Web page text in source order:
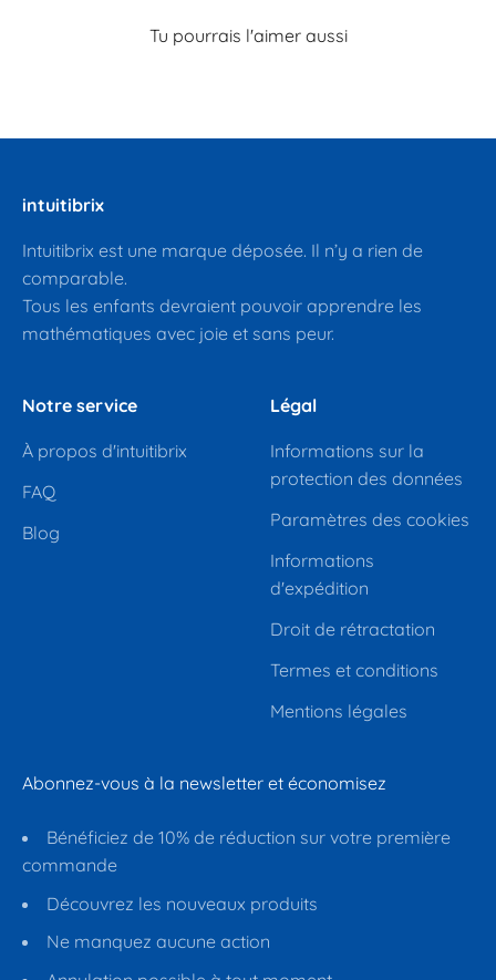
intuitibrix
Intuitibrix est une marque déposée. Il n’y a rien de
comparable.
Tous les enfants devraient pouvoir apprendre les
mathématiques avec joie et sans peur.
Notre service
À propos d'intuitibrix
FAQ
Blog
Légal
Informations sur la
protection des données
Paramètres des cookies
Informations
d'expédition
Droit de rétractation
Termes et conditions
Mentions légales
Abonnez-vous à la newsletter et économisez
Bénéficiez de 10% de réduction sur votre première
commande
Découvrez les nouveaux produits
Ne manquez aucune action